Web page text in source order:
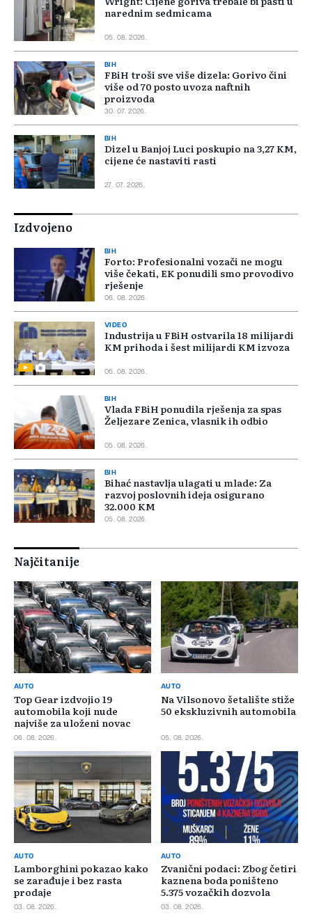
narednim sedmicama
05. 08. 2026.
BIH
FBiH troši sve više dizela: Gorivo čini
više od 70 posto uvoza naftnih
proizvoda
30. 07. 2026.
BIH
Dizel u Banjoj Luci poskupio na 3,27 KM,
cijene će nastaviti rasti
27. 07. 2026.
Izdvojeno
BIH
Forto: Profesionalni vozači ne mogu
više čekati, EK ponudili smo provodivo
rješenje
06. 08. 2026.
VIDEO
Industrija u FBiH ostvarila 18 milijardi
KM prihoda i šest milijardi KM izvoza
06. 08. 2026.
BIH
Vlada FBiH ponudila rješenja za spas
Željezare Zenica, vlasnik ih odbio
05. 08. 2026.
BIH
Bihać nastavlja ulagati u mlade: Za
razvoj poslovnih ideja osigurano
32.000 KM
05. 08. 2026.
Najčitanije
AUTO
Top Gear izdvojio 19
automobila koji nude
najviše za uloženi novac
06. 08. 2026.
AUTO
Na Vilsonovo šetalište stiže
50 ekskluzivnih automobila
05. 08. 2026.
AUTO
Lamborghini pokazao kako
se zarađuje i bez rasta
prodaje
03. 08. 2026.
AUTO
Zvanični podaci: Zbog četiri
kaznena boda poništeno
5.375 vozačkih dozvola
03. 08. 2026.